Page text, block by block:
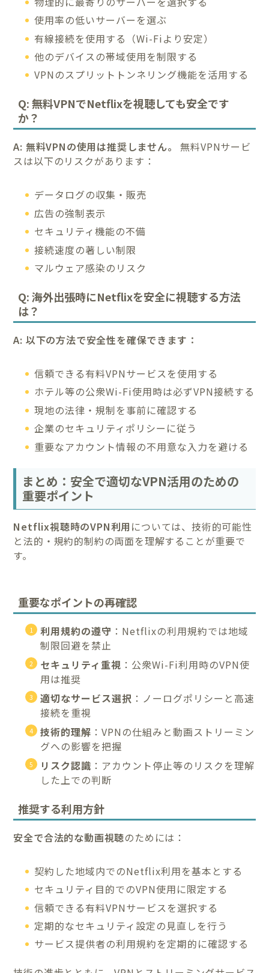
使用率の低いサーバーを選ぶ
有線接続を使用する（Wi-Fiより安定）
他のデバイスの帯域使用を制限する
VPNのスプリットトンネリング機能を活用する
Q: 無料VPNでNetflixを視聴しても安全です
か？
A: 無料VPNの使用は推奨しません。
無料VPNサービ
スは以下のリスクがあります：
データログの収集・販売
広告の強制表示
セキュリティ機能の不備
接続速度の著しい制限
マルウェア感染のリスク
Q: 海外出張時にNetflixを安全に視聴する方法
は？
A: 以下の方法で安全性を確保できます：
信頼できる有料VPNサービスを使用する
ホテル等の公衆Wi-Fi使用時は必ずVPN接続する
現地の法律・規制を事前に確認する
企業のセキュリティポリシーに従う
重要なアカウント情報の不用意な入力を避ける
まとめ：安全で適切なVPN活用のための
重要ポイント
Netflix視聴時のVPN利用 については、技術的可能性
と法的・規約的制約の両面を理解することが重要で
す。
重要なポイントの再確認
利用規約の遵守 ：Netflixの利用規約では地域
制限回避を禁止
セキュリティ重視 ：公衆Wi-Fi利用時のVPN使
用は推奨
適切なサービス選択 ：ノーログポリシーと高速
接続を重視
技術的理解 ：VPNの仕組みと動画ストリーミン
グへの影響を把握
リスク認識 ：アカウント停止等のリスクを理解
した上での判断
推奨する利用方針
安全で合法的な動画視聴のためには：
契約した地域内でのNetflix利用を基本とする
セキュリティ目的でのVPN使用に限定する
信頼できる有料VPNサービスを選択する
定期的なセキュリティ設定の見直しを行う
サービス提供者の利用規約を定期的に確認する